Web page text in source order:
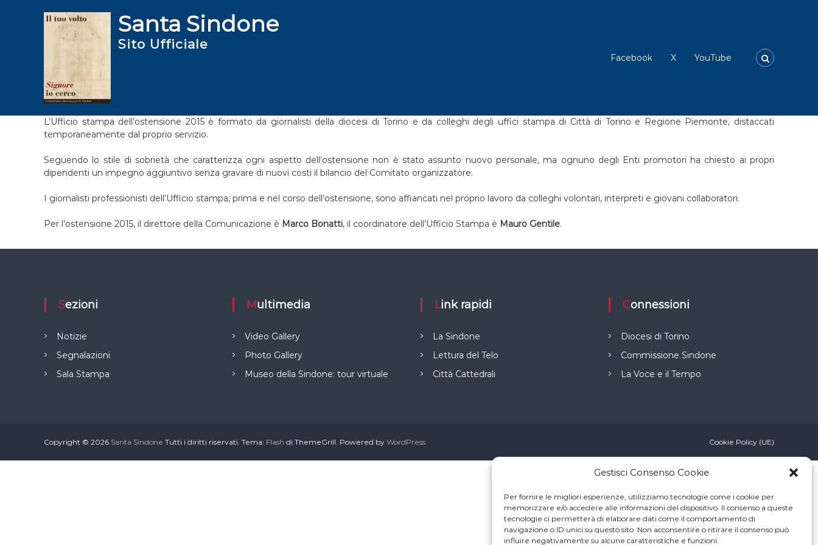
Gestisci Consenso Cookie
Per fornire le migliori esperienze, utilizziamo tecnologie come i cookie per
memorizzare e/o accedere alle informazioni del dispositivo. Il consenso a queste
tecnologie ci permetterà di elaborare dati come il comportamento di
navigazione o ID unici su questo sito. Non acconsentire o ritirare il consenso può
influire negativamente su alcune caratteristiche e funzioni.
Santa Sindone
Sito Ufficiale
Facebook X YouTube
L’Ufficio stampa dell’ostensione 2015 è formato da giornalisti della diocesi di Torino e da colleghi degli uffici stampa di Città di Torino e Regione Piemonte, distaccati
temporaneamente dal proprio servizio.
Seguendo lo stile di sobrietà che caratterizza ogni aspetto dell’ostensione non è stato assunto nuovo personale, ma ognuno degli Enti promotori ha chiesto ai propri
dipendenti un impegno aggiuntivo senza gravare di nuovi costi il bilancio del Comitato organizzatore.
I giornalisti professionisti dell’Ufficio stampa, prima e nel corso dell’ostensione, sono affiancati nel proprio lavoro da colleghi volontari, interpreti e giovani collaboratori.
Per l’ostensione 2015, il direttore della Comunicazione è Marco Bonatti, il coordinatore dell’Ufficio Stampa è Mauro Gentile.
Sezioni
Notizie
Segnalazioni
Sala Stampa
Multimedia
Video Gallery
Photo Gallery
Museo della Sindone: tour virtuale
Link rapidi
La Sindone
Lettura del Telo
Città Cattedrali
Connessioni
Diocesi di Torino
Commissione Sindone
La Voce e il Tempo
Copyright © 2026 Santa Sindone Tutti i diritti riservati. Tema: Flash di ThemeGrill. Powered by WordPress Cookie Policy (UE)